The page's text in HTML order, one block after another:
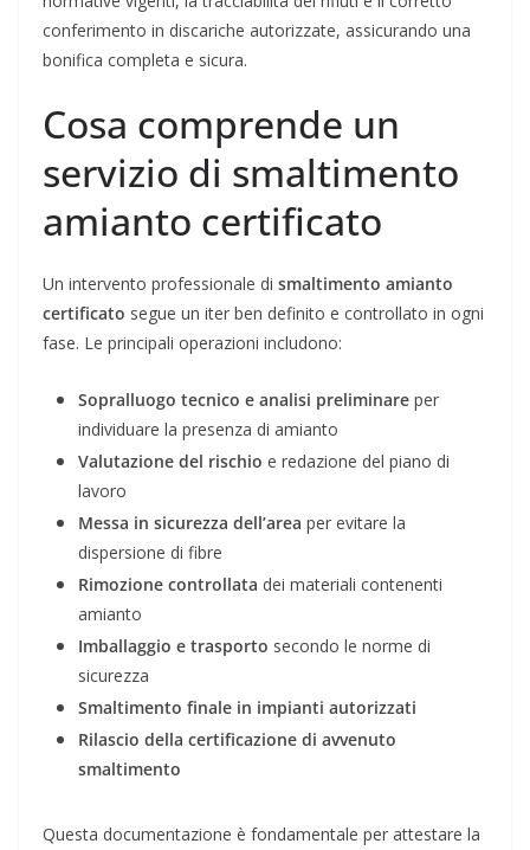
conferimento in discariche autorizzate, assicurando una
bonifica completa e sicura.
Cosa comprende un
servizio di smaltimento
amianto certificato
Un intervento professionale di smaltimento amianto
certificato segue un iter ben definito e controllato in ogni
fase. Le principali operazioni includono:
Sopralluogo tecnico e analisi preliminare per
individuare la presenza di amianto
Valutazione del rischio e redazione del piano di
lavoro
Messa in sicurezza dell’area per evitare la
dispersione di fibre
Rimozione controllata dei materiali contenenti
amianto
Imballaggio e trasporto secondo le norme di
sicurezza
Smaltimento finale in impianti autorizzati
Rilascio della certificazione di avvenuto
smaltimento
Questa documentazione è fondamentale per attestare la